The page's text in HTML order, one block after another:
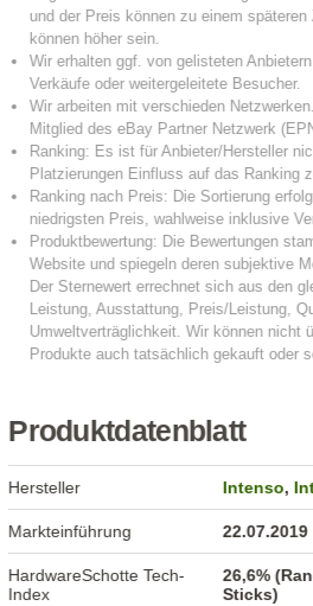
Produktdatenblatt
Hersteller Intenso,
Markteinführung 22.07.2019
HardwareSchotte Tech-
Index
26,6%
Sticks)